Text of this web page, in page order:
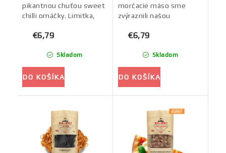
Skladom
€6,79
DO KOŠÍKA
pikantnou chuťou sweet
chilli omáčky. Limitka,
Skladom
€6,79
DO KOŠÍKA
morčacie mäso sme
zvýraznili našou
pikantnou sweet chilli